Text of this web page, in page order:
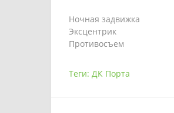
Ночная задвижка
Эксцентрик
Противосъем
Теги: ДК Порта